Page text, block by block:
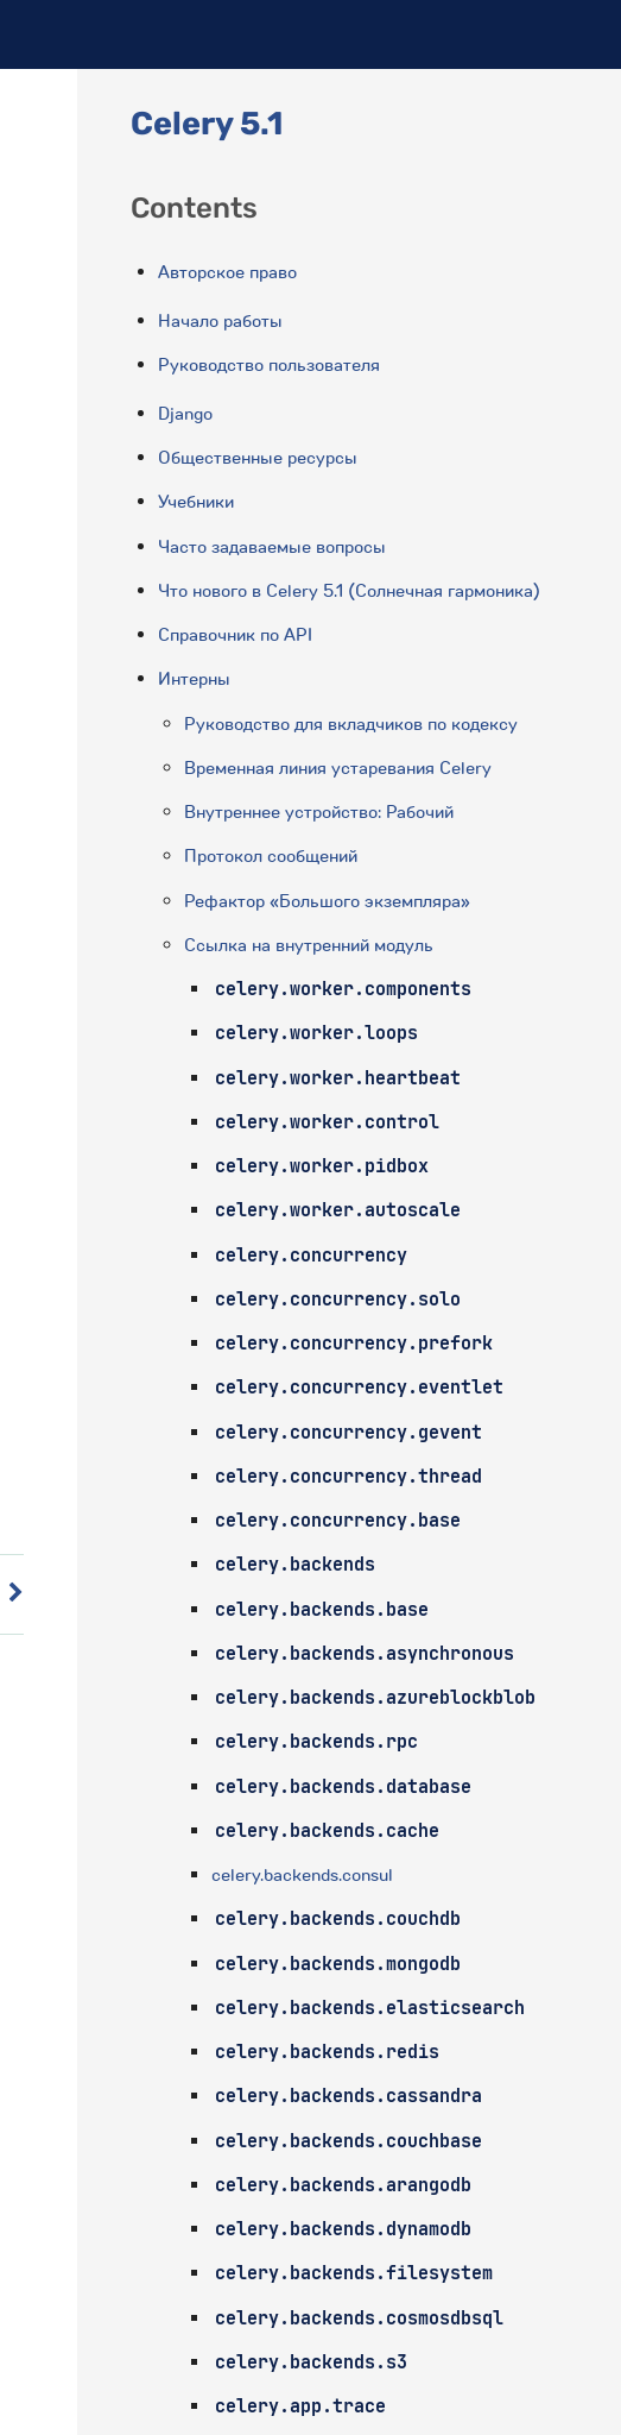
Celery 5.1
Contents
Авторское право
Начало работы
Руководство пользователя
Django
Общественные ресурсы
Учебники
Часто задаваемые вопросы
Что нового в Celery 5.1 (Солнечная гармоника)
Справочник по API
Интерны
Руководство для вкладчиков по кодексу
Временная линия устаревания Celery
Внутреннее устройство: Рабочий
Протокол сообщений
Рефактор «Большого экземпляра»
Ссылка на внутренний модуль
celery.worker.components
celery.worker.loops
celery.worker.heartbeat
celery.worker.control
celery.worker.pidbox
celery.worker.autoscale
celery.concurrency
celery.concurrency.solo
celery.concurrency.prefork
celery.concurrency.eventlet
celery.concurrency.gevent
celery.concurrency.thread
celery.concurrency.base
celery.backends
celery.backends.base
celery.backends.asynchronous
celery.backends.azureblockblob
celery.backends.rpc
celery.backends.database
celery.backends.cache
celery.backends.consul
celery.backends.couchdb
celery.backends.mongodb
celery.backends.elasticsearch
celery.backends.redis
celery.backends.cassandra
celery.backends.couchbase
celery.backends.arangodb
celery.backends.dynamodb
celery.backends.filesystem
celery.backends.cosmosdbsql
celery.backends.s3
celery.app.trace